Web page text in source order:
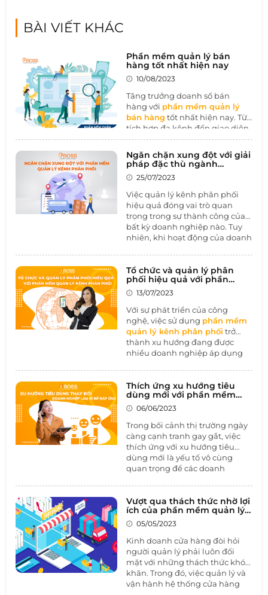
BÀI VIẾT KHÁC
Phần mềm quản lý bán
hàng tốt nhất hiện nay
10/08/2023
Tăng trưởng doanh số bán
hàng với phần mềm quản lý
bán hàng tốt nhất hiện nay. Từ
tích hợp đa kênh đến giao diện
thân thiện, tính năng quản lý
tồn kho chính xác, tùy chỉnh
linh hoạt, và khả năng bảo mật
dữ liệu, bài viết này sẽ đưa bạn
vào thế giới của những ưu điểm
mà phần mềm quản lý bán
hàng hàng đầu mang lại.
Không chỉ giúp tối ưu hóa quy
trình kinh doanh, mà còn thúc
đẩy sự tương tác và tin cậy từ
Ngăn chặn xung đột với giải
pháp đặc thù ngành
Thương mại-Phân phối
25/07/2023
Việc quản lý kênh phân phối
hiệu quả đóng vai trò quan
trọng trong sự thành công của
bất kỳ doanh nghiệp nào. Tuy
nhiên, khi hoạt động của doanh
xung đột trong quản lý kênh
phân phối là một rủi ro không
thể tránh khỏi. Những xung đột
này có thể gây tổn hại nghiêm
hiệu, giảm hiệu suất kinh
doanh và làm mất lòng khách
hàng. Trong bài viết này, hãy
cùng 1BOSS tìm hiểu về cách
ngăn chặn xung đột kênh phân
thù ngành Thương mại - Phân
phốiđể đạt được sự hiệu quả
tối đa trong quản lý.
Tổ chức và quản lý phân
phối hiệu quả với phần
mềm quản lý kênh phân
phối13/07/2023
Với sự phát triển của công
nghệ, việc sử dụng phần mềm
quản lý kênh phân phối trở
thành xu hướng đang được
nhiều doanh nghiệp áp dụng
phối. Theo thống kê của Forbes,
hơn 60% doanh nghiệp đã áp
dụng phần mềm quản lý kênh
phân phối và đạt được nhiều
Thích ứng xu hướng tiêu
dùng mới với phần mềm
CRM06/06/2023
Trong bối cảnh thị trường ngày
càng cạnh tranh gay gắt, việc
thích ứng với xu hướng tiêu
dùng mới là yếu tố vô cùng
quan trọng để các doanh
triển thương hiệu của mình.
Trong bài viết này, chúng ta hãy
cùng 1BOSS tìm hiểu về xu
hướng tiêu dùng thay đổi và
thể thích ứng với những thay
đổi đó vớiphần mềm CRM.
Vượt qua thách thức nhờ lợi
ích của phần mềm quản lý
chuỗi cửa hàng
05/05/2023
Kinh doanh cửa hàng đòi hỏi
người quản lý phải luôn đối
mặt với những thách thức khó
khăn. Trong đó, việc quản lý và
vận hành hệ thống cửa hàng